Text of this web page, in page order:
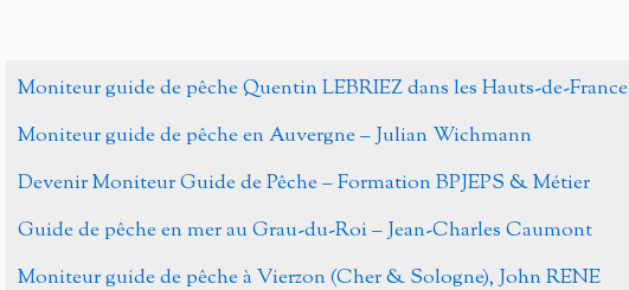
Moniteur guide de pêche Quentin LEBRIEZ dans les Hauts-de-France
Moniteur guide de pêche en Auvergne – Julian Wichmann
Devenir Moniteur Guide de Pêche – Formation BPJEPS & Métier
Guide de pêche en mer au Grau-du-Roi – Jean-Charles Caumont
Moniteur guide de pêche à Vierzon (Cher & Sologne), John RENE